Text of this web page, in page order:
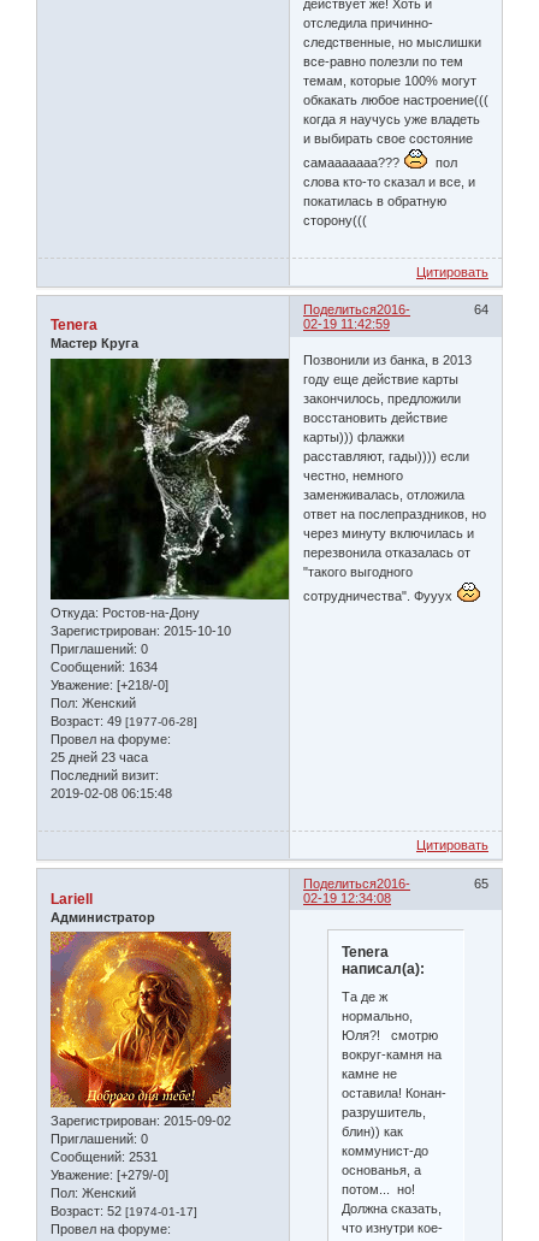
действует же! Хоть и
отследила причинно-
следственные, но мыслишки
все-равно полезли по тем
темам, которые 100% могут
обкакать любое настроение(((
когда я научусь уже владеть
и выбирать свое состояние
самааааааа???
пол
слова кто-то сказал и все, и
покатилась в обратную
сторону(((
Цитировать
Поделиться 64
2016-
02-19 11:42:59
Tenera
Мастер Круга
Откуда: Ростов-на-Дону
Зарегистрирован: 2015-10-10
Приглашений: 0
Сообщений: 1634
Уважение: [+218/-0]
Пол: Женский
Возраст: 49 [1977-06-28]
Провел на форуме:
25 дней 23 часа
Последний визит:
2019-02-08 06:15:48
Позвонили из банка, в 2013
году еще действие карты
закончилось, предложили
восстановить действие
карты))) флажки
расставляют, гады)))) если
честно, немного
заменживалась, отложила
ответ на послепраздников, но
через минуту включилась и
перезвонила отказалась от
"такого выгодного
сотрудничества". Фууух
Цитировать
Поделиться 65
2016-
02-19 12:34:08
Lariell
Администратор
Зарегистрирован: 2015-09-02
Приглашений: 0
Сообщений: 2531
Уважение: [+279/-0]
Пол: Женский
Возраст: 52 [1974-01-17]
Провел на форуме:
Tenera
написал(а):
Та де ж
нормально,
Юля?! смотрю
вокруг-камня на
камне не
оставила! Конан-
разрушитель,
блин)) как
коммунист-до
основанья, а
потом... но!
Должна сказать,
что изнутри кое-